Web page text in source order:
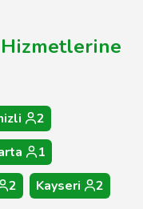
2
1
2 Kayseri
2